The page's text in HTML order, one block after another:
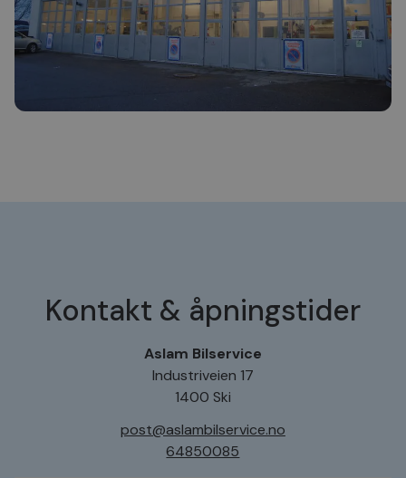
Kontakt & åpningstider
Aslam Bilservice
Industriveien 17
1400 Ski
post@aslambilservice.no
64850085